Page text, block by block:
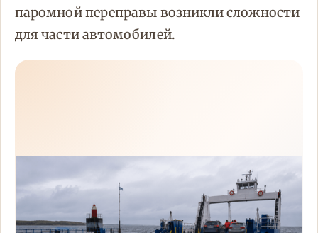
паромной переправы возникли сложности
для части автомобилей.